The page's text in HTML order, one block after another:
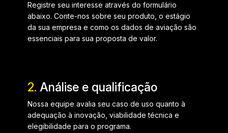
Registre seu interesse através do formulário
abaixo. Conte-nos sobre seu produto, o estágio
da sua empresa e como os dados de aviação são
essenciais para sua proposta de valor.
2. Análise e qualificação
Nossa equipe avalia seu caso de uso quanto à
adequação à inovação, viabilidade técnica e
elegibilidade para o programa.